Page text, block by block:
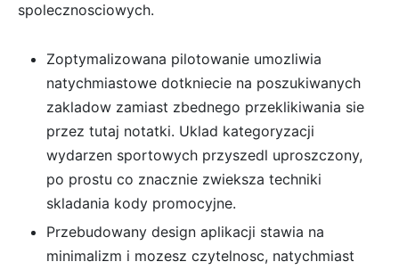
spolecznosciowych.
Zoptymalizowana pilotowanie umozliwia
natychmiastowe dotkniecie na poszukiwanych
zakladow zamiast zbednego przeklikiwania sie
przez tutaj notatki. Uklad kategoryzacji
wydarzen sportowych przyszedl uproszczony,
po prostu co znacznie zwieksza techniki
skladania kody promocyjne.
Przebudowany design aplikacji stawia na
minimalizm i mozesz czytelnosc, natychmiast